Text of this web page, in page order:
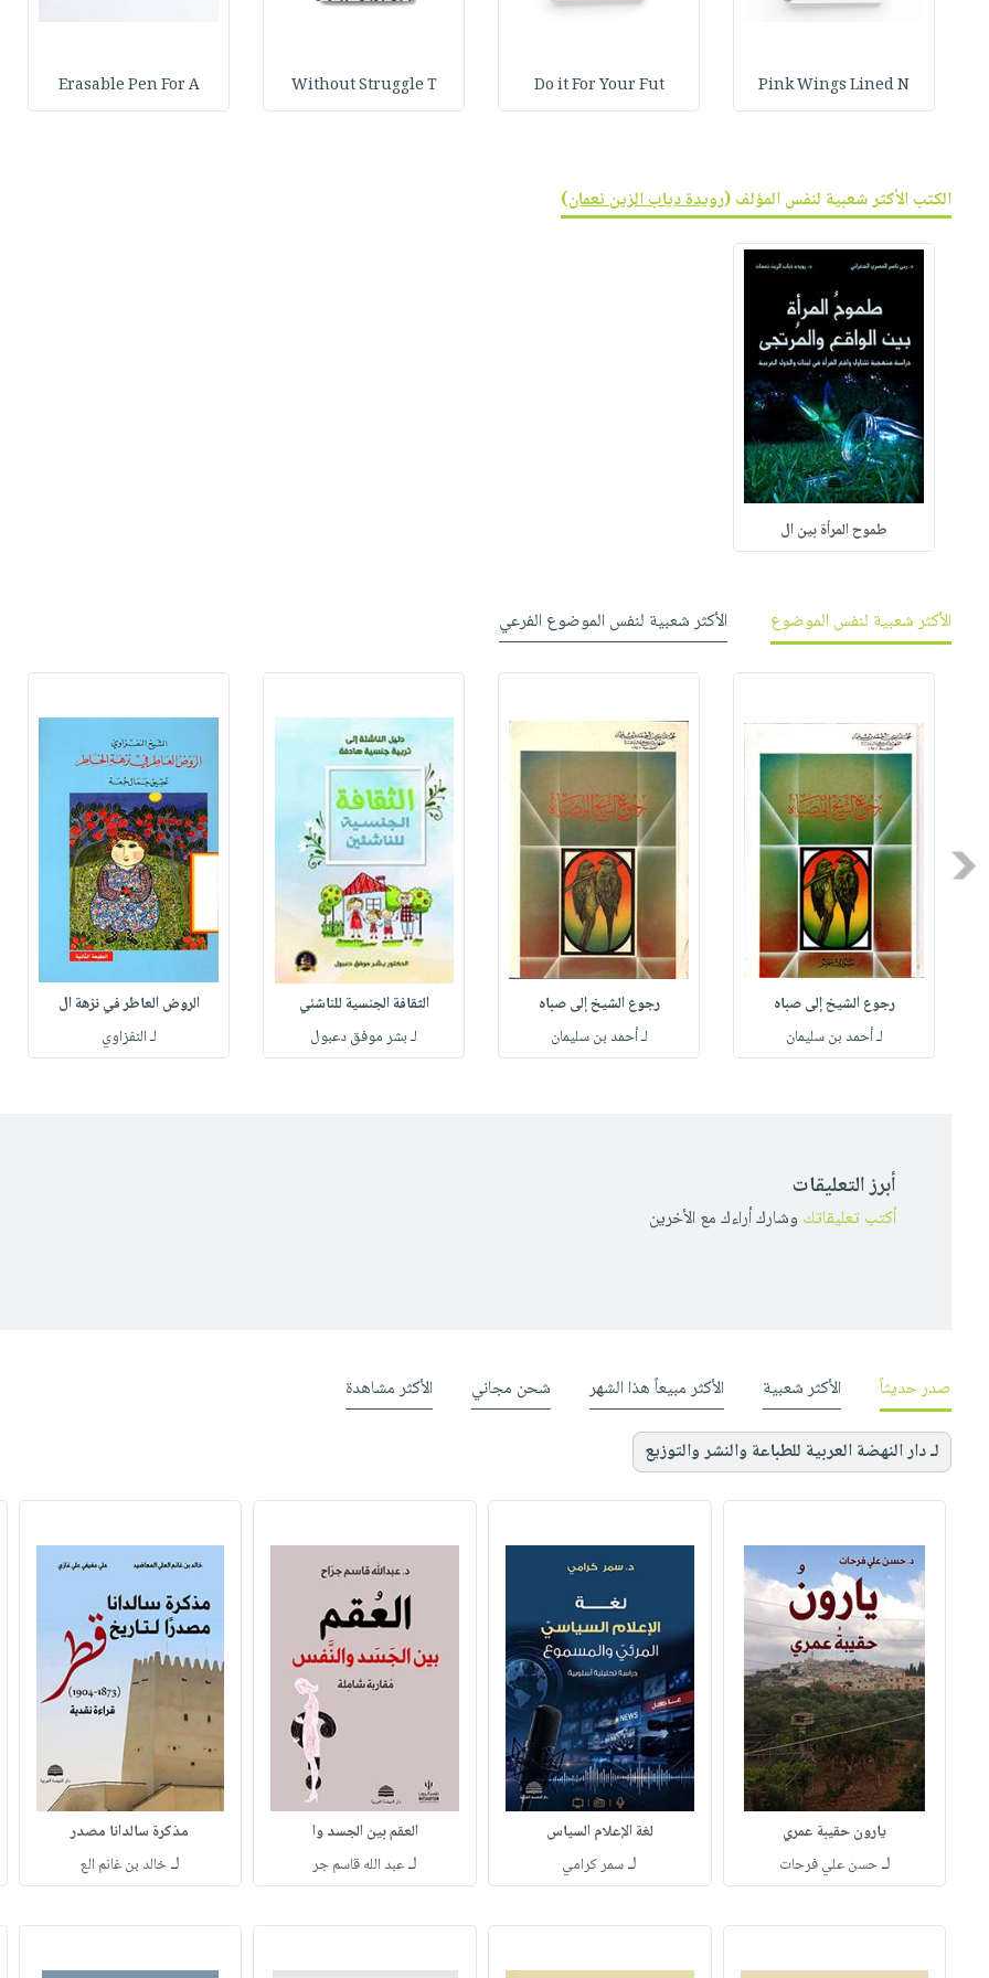
Pink Wings Lined N
Do it For Your Fut
Without Struggle T
Erasable Pen For A
الكتب الأكثر شعبية لنفس المؤلف (رويدة دياب الزين نعمان)
طموح المرأة بين ال
الأكثر شعبية لنفس الموضوع الأكثر شعبية لنفس الموضوع الفرعي
Previous
رجوع الشيخ إلى صباه
لـ أحمد بن سليمان
رجوع الشيخ إلى صباه
لـ أحمد بن سليمان
الثقافة الجنسية للناشئي
لـ بشر موفق دعبول
الروض العاطر في نزهة ال
لـ النفزاوي
أبرز التعليقات
أكتب تعليقاتك وشارك أراءك مع الأخرين
صدر حديثاً الأكثر شعبية الأكثر مبيعاً هذا الشهر شحن مجاني الأكثر مشاهدة
لـ دار النهضة العربية للطباعة والنشر والتوزيع
يارون حقيبة عمري
لـحسن علي فرحات
لغة الإعلام السياس
لـسمر كرامي
العقم بين الجسد وا
لـعبد الله قاسم جر
مذكرة سالدانا مصدر
لـخالد بن غانم الع